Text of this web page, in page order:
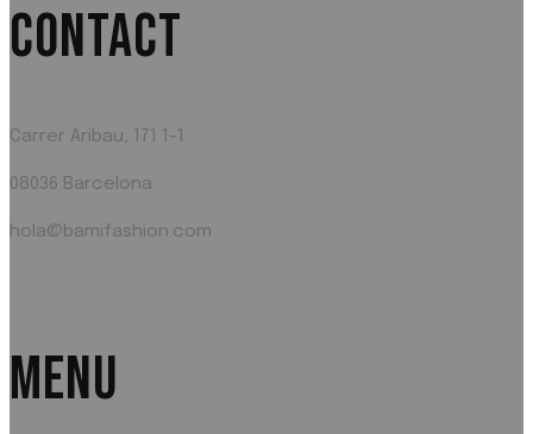
CONTACT
Carrer Aribau, 171 1-1
08036 Barcelona
hola@bamifashion.com
MENU